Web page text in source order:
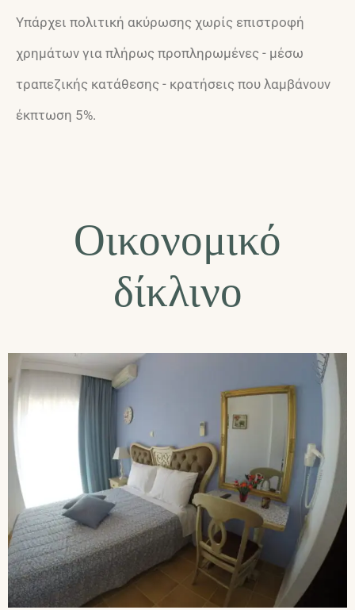
Υπάρχει πολιτική ακύρωσης χωρίς επιστροφή
χρημάτων για πλήρως προπληρωμένες - μέσω
τραπεζικής κατάθεσης - κρατήσεις που λαμβάνουν
έκπτωση 5%.
Οικονομικό
δίκλινο